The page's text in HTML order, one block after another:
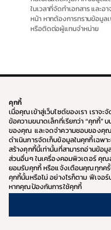
คุกกี้
เมื่อคุณเข้าสู่เว็บไซต์ของเรา เราจ
ข้อความขนาดเล็กที่เรียกว่า “คุกกี้”
ของคุณ และจดจำความชอบของคุณ
ดำเนินการจัดเก็บข้อมูลในคุกกี้เฉพา
สร้างคุกกี้นี้เท่านั้นที่สามารถอ่านข้อ
ส่วนอื่นๆ ในเครื่องคอมพิวเตอร์ คุณ
ยอมรับคุกกี้ หรือแจ้งเตือนคุณทุกครั้
คุกกี้นั้นหรือไม่ อย่างไรก็ตาม ฟีเจอร์
หากคุณป้องกันการใช้คุกกี้
ในเวลาที่จัดทำเอกสาร และ
หน้า หากต้องการทราบข้อมูล
หรือติดต่อผู้แทนจำหน่าย
ทั่วโลก
คำจำกัดความรับผิดตามกฎหมาย
นโยบายความเป็นส่วนตัว
เงื่อนไขการจอง
ⓒ ลิข
(ประ